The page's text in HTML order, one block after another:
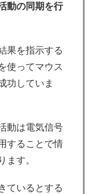
動の同期を行
果を指示する
使ってマウス
功していま
動は電気信号
することで情
ます。
ているとする